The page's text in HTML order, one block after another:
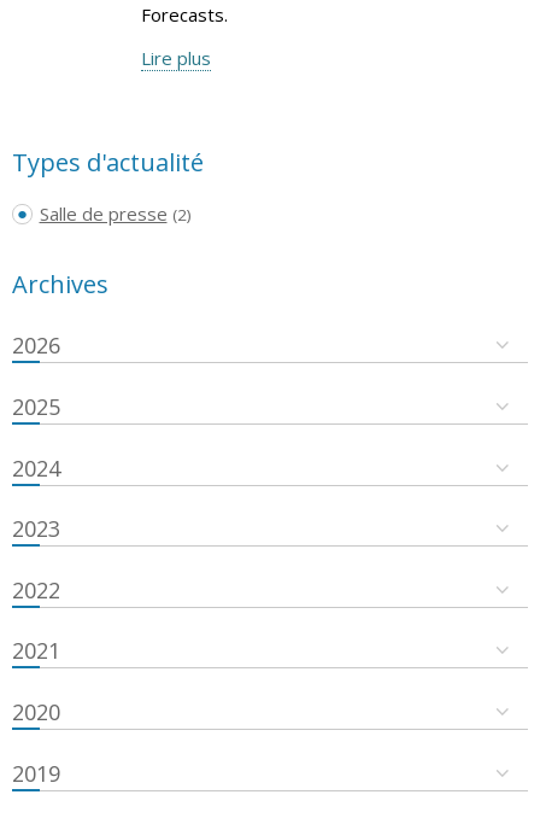
Forecasts.
Lire plus
Types d'actualité
Salle de presse (2)
Archives
2026
2025
2024
2023
2022
2021
2020
2019